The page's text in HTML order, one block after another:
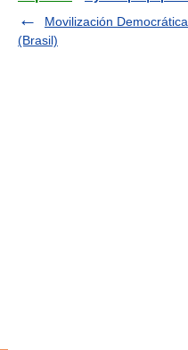
Movilización Democrática
(Brasil)